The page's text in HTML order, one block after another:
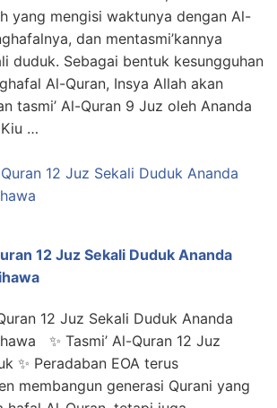
yang mengisi waktunya dengan Al-
dan mentasmi’kannya
duduk. Sebagai bentuk kesungguhan
Al-Quran, Insya Allah akan
tasmi’ Al-Quran 9 Juz oleh Ananda
Kiu …
12 Juz Sekali Duduk Ananda
12 Juz Sekali Duduk Ananda
✨ Tasmi’ Al-Quran 12 Juz
✨ Peradaban EOA terus
membangun generasi Qurani yang